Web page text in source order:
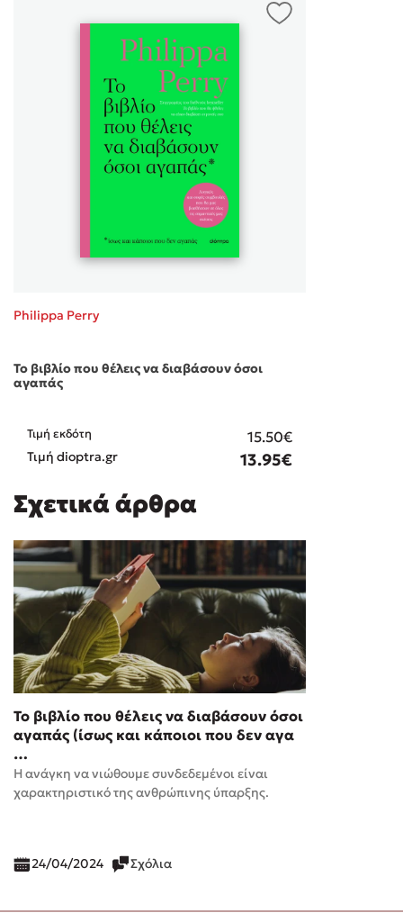
Philippa Perry
Το βιβλίο που θέλεις να διαβάσουν όσοι
αγαπάς
Τιμή εκδότη 15.50€
Τιμή dioptra.gr 13.95€
Σχετικά άρθρα
Το βιβλίο που θέλεις να διαβάσουν όσοι
αγαπάς (ίσως και κάποιοι που δεν αγα
…
Η ανάγκη να νιώθουμε συνδεδεμένοι είναι
χαρακτηριστικό της ανθρώπινης ύπαρξης.
24/04/2024 Σχόλια